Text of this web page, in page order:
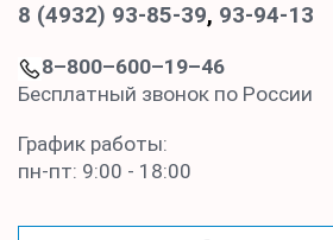
8 (4932) 93-85-39, 93-94-13
8–800–600–19–46
Бесплатный звонок по России
График работы:
пн-пт: 9:00 - 18:00